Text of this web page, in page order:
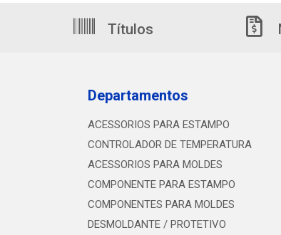
Títulos
Departamentos
ACESSORIOS PARA ESTAMPO
CONTROLADOR DE TEMPERATURA
ACESSORIOS PARA MOLDES
COMPONENTE PARA ESTAMPO
COMPONENTES PARA MOLDES
DESMOLDANTE / PROTETIVO